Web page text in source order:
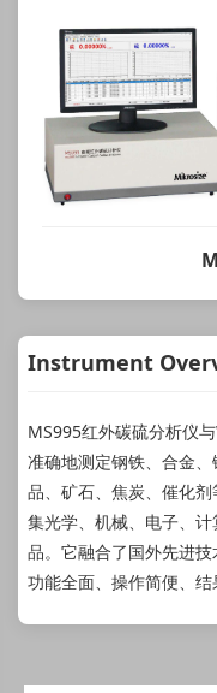
Instrument
MS995红外碳硫分析仪
准确地测定钢铁、合金
品、矿石、焦炭、催化
集光学、机械、电子、
品。它融合了国外先进技
功能全面、操作简便、结